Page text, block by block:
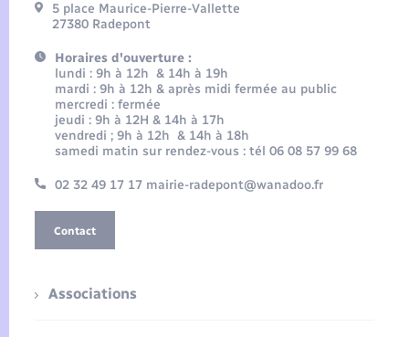
5 place Maurice-Pierre-Vallette
27380 Radepont
Horaires d'ouverture :
lundi : 9h à 12h & 14h à 19h
mardi : 9h à 12h & après midi fermée au public
mercredi : fermée
jeudi : 9h à 12H & 14h à 17h
vendredi ; 9h à 12h & 14h à 18h
samedi matin sur rendez-vous : tél 06 08 57 99 68
02 32 49 17 17 mairie-radepont@wanadoo.fr
Contact
Associations